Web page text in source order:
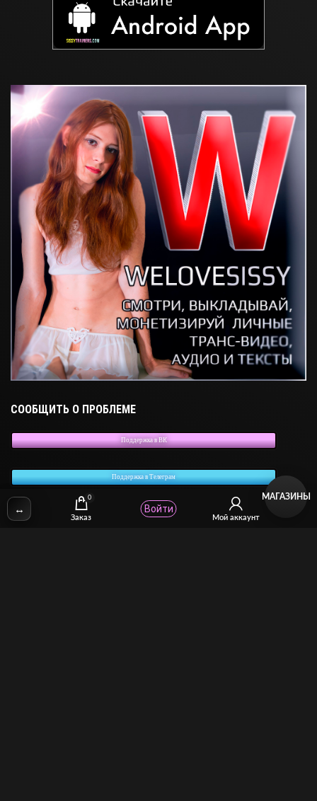
СООБЩИТЬ О ПРОБЛЕМЕ
Поддержка в ВК
Поддержка в Телеграм
✉Email: stcomhelp@gmail.com
↔
0
Заказ Мой аккаунт
Войти
МАГАЗИНЫ